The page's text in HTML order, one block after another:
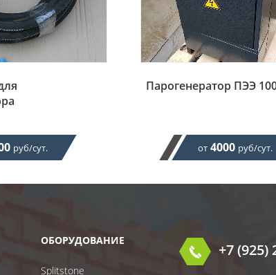
руб/сут.
Парогенератор ПЭЭ
от 4000 руб/сут.
ОБОРУДОВАНИЕ
Splitstone
+7 (925)